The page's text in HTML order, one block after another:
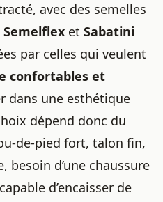
avec des semelles
Semelflex et Sabatini
par celles qui veulent
confortables et
dans une esthétique
dépend donc du
de-pied fort, talon fin,
besoin d’une chaussure
d’encaisser de